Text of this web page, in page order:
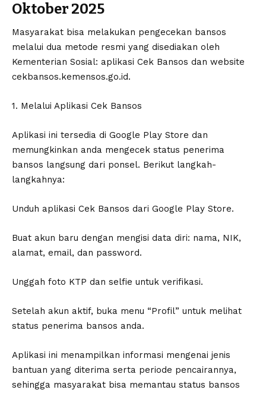
Oktober 2025
Masyarakat bisa melakukan pengecekan bansos
melalui dua metode resmi yang disediakan oleh
Kementerian Sosial: aplikasi Cek Bansos dan website
cekbansos.kemensos.go.id.
1. Melalui Aplikasi Cek Bansos
Aplikasi ini tersedia di Google Play Store dan
memungkinkan anda mengecek status penerima
bansos langsung dari ponsel. Berikut langkah-
langkahnya:
Unduh aplikasi Cek Bansos dari Google Play Store.
Buat akun baru dengan mengisi data diri: nama, NIK,
alamat, email, dan password.
Unggah foto KTP dan selfie untuk verifikasi.
Setelah akun aktif, buka menu “Profil” untuk melihat
status penerima bansos anda.
Aplikasi ini menampilkan informasi mengenai jenis
bantuan yang diterima serta periode pencairannya,
sehingga masyarakat bisa memantau status bansos